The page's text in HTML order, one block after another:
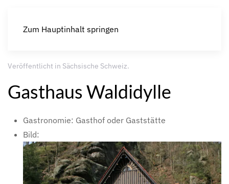
Zum Hauptinhalt springen
Veröffentlicht in Sächsische Schweiz.
Gasthaus Waldidylle
Gastronomie: Gasthof oder Gaststätte
Bild: